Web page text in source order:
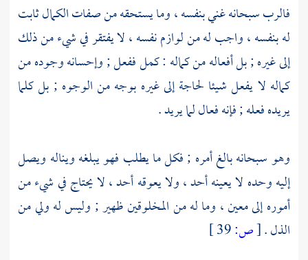
فالرب سبحانه غني بنفسه ، وما يستحقه من صفات الكمال ثابت
له بنفسه ، واجب له من لوازم نفسه ، لا يفتقر في شيء من ذلك
إلى غيره ; بل أفعاله من كماله : كمل ففعل ; وإحسانه وجوده من
كماله لا يفعل شيئا لحاجة إلى غيره بوجه من الوجوه ; بل كلما
يريده فعله ; فإنه فعال لما يريد .
وهو سبحانه بالغ أمره ; فكل ما يطلب فهو يبلغه ويناله ويصل
إليه وحده لا يعينه أحد ، ولا يعوقه أحد ، لا يحتاج في شيء من
أموره إلى معين ، وما له من المخلوقين ظهير ; وليس له ولي من
الذل .[ص: